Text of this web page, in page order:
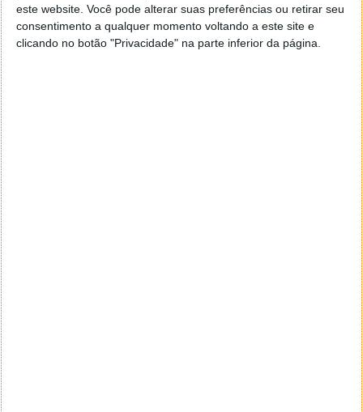
este website. Você pode alterar suas preferências ou retirar seu
consentimento a qualquer momento voltando a este site e
clicando no botão "Privacidade" na parte inferior da página.